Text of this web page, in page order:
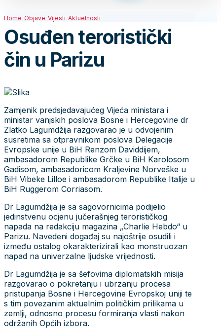
Home Objave Vijesti Aktuelnosti
Osuđen teroristički
čin u Parizu
Zamjenik predsjedavajućeg Vijeća ministara i
ministar vanjskih poslova Bosne i Hercegovine dr
Zlatko Lagumdžija razgovarao je u odvojenim
susretima sa otpravnikom poslova Delegacije
Evropske unije u BiH Renzom Daviddijem,
ambasadorom Republike Grčke u BiH Karolosom
Gadisom, ambasadoricom Kraljevine Norveške u
BiH Vibeke Lilloe i ambasadorom Republike Italije u
BiH Ruggerom Corriasom.
Dr Lagumdžija je sa sagovornicima podijelio
jedinstvenu ocjenu jučerašnjeg terorističkog
napada na redakciju magazina „Charlie Hebdo“ u
Parizu. Navedeni događaj su najoštrije osudili i
između ostalog okarakterizirali kao monstruozan
napad na univerzalne ljudske vrijednosti.
Dr Lagumdžija je sa šefovima diplomatskih misija
razgovarao o pokretanju i ubrzanju procesa
pristupanja Bosne i Hercegovine Evropskoj uniji te
s tim povezanim aktuelnim političkim prilikama u
zemlji, odnosno procesu formiranja vlasti nakon
održanih Općih izbora.